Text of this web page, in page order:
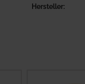
Hersteller